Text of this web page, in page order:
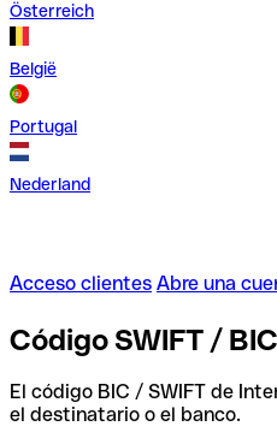
Österreich
België
Portugal
Nederland
Acceso clientes Abre una
Código SWIFT /
El código BIC / SWIFT de
el destinatario o el banco.